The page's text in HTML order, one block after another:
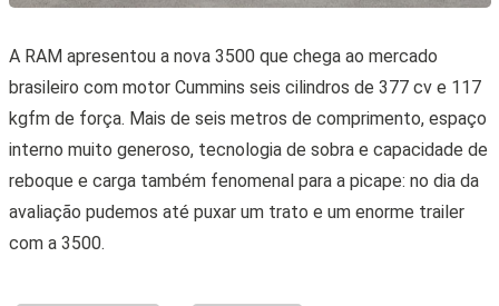
A RAM apresentou a nova 3500 que chega ao mercado
brasileiro com motor Cummins seis cilindros de 377 cv e 117
kgfm de força. Mais de seis metros de comprimento, espaço
interno muito generoso, tecnologia de sobra e capacidade de
reboque e carga também fenomenal para a picape: no dia da
avaliação pudemos até puxar um trato e um enorme trailer
com a 3500.